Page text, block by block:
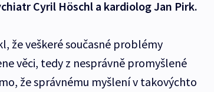
Cyril Höschl a kardiolog Jan Pirk.
že veškeré současné problémy
věci, tedy z nesprávně promyšlené
že správnému myšlení v takovýchto